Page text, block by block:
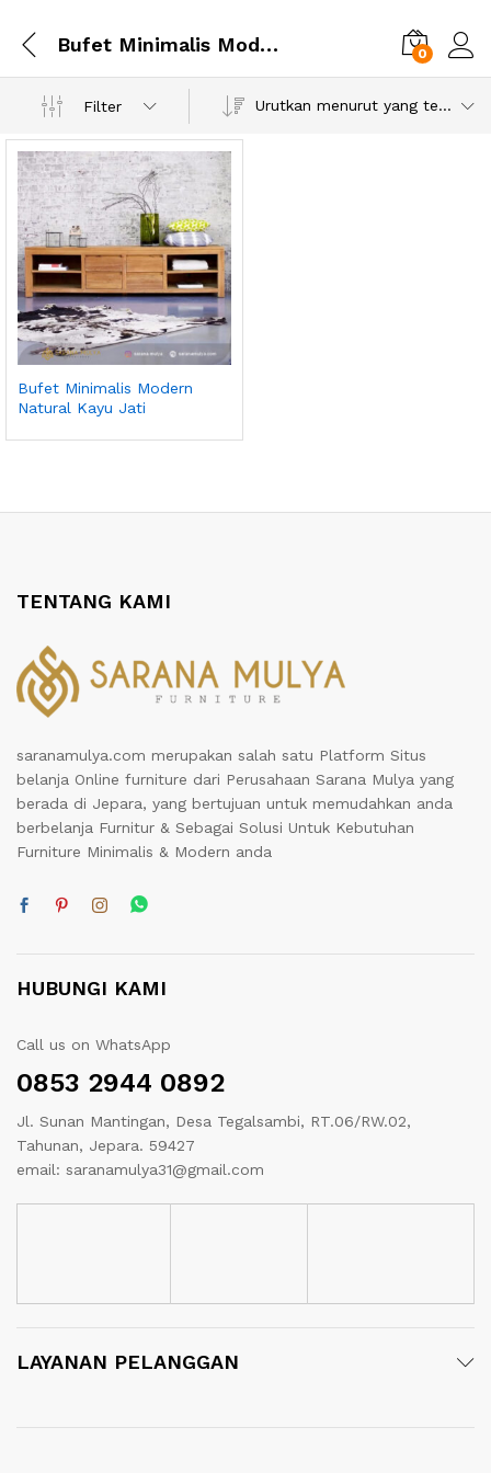
Bufet Minimalis Modern Natural Kayu Jati 0
Filter Urutkan menurut yang terbaru
Bufet Minimalis Modern
Natural Kayu Jati
TENTANG KAMI
saranamulya.com merupakan salah satu Platform Situs
belanja Online furniture dari Perusahaan Sarana Mulya yang
berada di Jepara, yang bertujuan untuk memudahkan anda
berbelanja Furnitur & Sebagai Solusi Untuk Kebutuhan
Furniture Minimalis & Modern anda
HUBUNGI KAMI
Call us on WhatsApp
0853 2944 0892
Jl. Sunan Mantingan, Desa Tegalsambi, RT.06/RW.02,
Tahunan, Jepara. 59427
email: saranamulya31@gmail.com
LAYANAN PELANGGAN